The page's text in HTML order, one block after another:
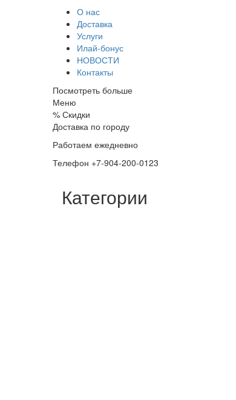
О нас
Доставка
Услуги
Илай-бонус
НОВОСТИ
Контакты
Посмотреть больше
Меню
% Скидки
Доставка по городу
Работаем ежедневно
Телефон +7-904-200-0123
Категории